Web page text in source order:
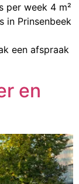
per week 4 m²
in Prinsenbeek
een afspraak
en